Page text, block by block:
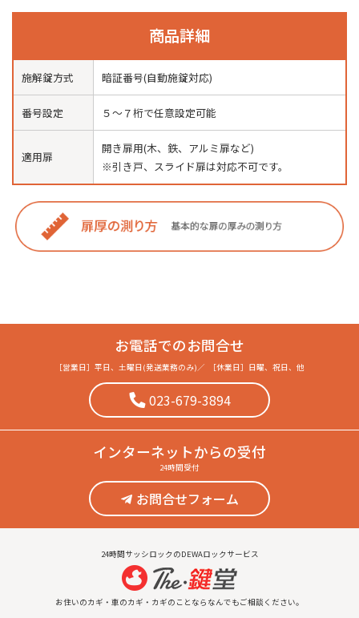
商品詳細
施解錠方式 暗証番号(自動施錠対応)
番号設定 ５〜７桁で任意設定可能
適用扉
開き扉用(木、鉄、アルミ扉など)
※引き戸、スライド扉は対応不可です。
お電話でのお問合せ
［営業日］ 平日、土曜日(発送業務のみ) ／ ［休業日］ 日曜、祝日、他
023-679-3894
インターネットからの受付
24時間受付
お問合せフォーム
24時間サッシロックのDEWAロックサービス
お住いのカギ・車のカギ・カギのことならなんでもご相談ください。